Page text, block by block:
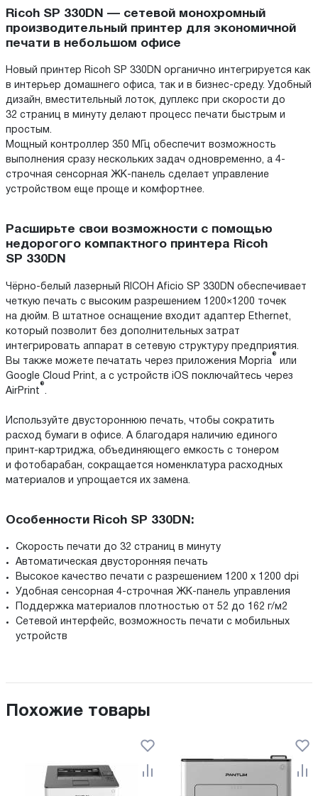
Ricoh SP 330DN — сетевой монохромный
производительный принтер для экономичной
печати в небольшом офисе
Новый принтер Ricoh SP 330DN органично интегрируется как
в интерьер домашнего офиса, так и в бизнес-среду. Удобный
дизайн, вместительный лоток, дуплекс при скорости до
32 страниц в минуту делают процесс печати быстрым и
простым.
Мощный контроллер 350 МГц обеспечит возможность
выполнения сразу нескольких задач одновременно, а 4-
строчная сенсорная ЖК-панель сделает управление
устройством еще проще и комфортнее.
Расширьте свои возможности с помощью
недорогого компактного принтера Ricoh
SP 330DN
Чёрно-белый лазерный RICOH Aficio SP 330DN обеспечивает
четкую печать с высоким разрешением 1200×1200 точек
на дюйм. В штатное оснащение входит адаптер Ethernet,
который позволит без дополнительных затрат
интегрировать аппарат в сетевую структуру предприятия.
Вы также можете печатать через приложения Mopria
®
или
Google Cloud Print, а с устройств iOS поключайтесь через
AirPrint
®
.
Используйте двустороннюю печать, чтобы сократить
расход бумаги в офисе. А благодаря наличию единого
принт-картриджа, объединяющего емкость с тонером
и фотобарабан, сокращается номенклатура расходных
материалов и упрощается их замена.
Особенности Ricoh SP 330DN:
Скорость печати до 32 страниц в минуту
Автоматическая двусторонняя печать
Высокое качество печати с разрешением 1200 х 1200 dpi
Удобная сенсорная 4-строчная ЖК-панель управления
Поддержка материалов плотностью от 52 до 162 г/м2
Сетевой интерфейс, возможность печати с мобильных
устройств
Похожие товары